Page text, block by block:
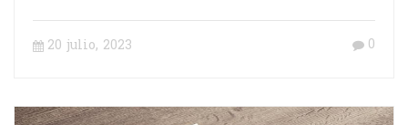
20 julio, 2023 0